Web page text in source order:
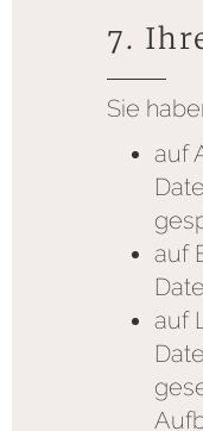
7.
Sie
auf
auf
auf